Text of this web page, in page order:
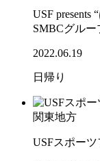
USF presents
SMBCグルー
2022.06.19
日帰り
関東地方
USFスポー